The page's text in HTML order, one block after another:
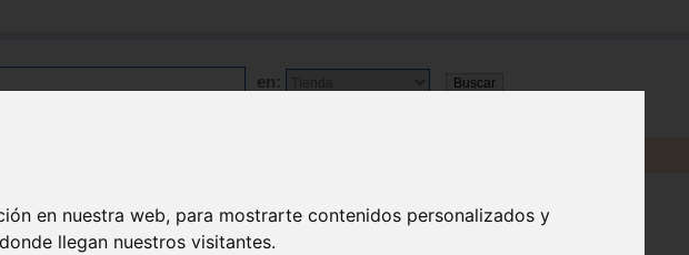
en nuestra web, para mostrarte contenidos personalizados y
llegan nuestros visitantes.
en: